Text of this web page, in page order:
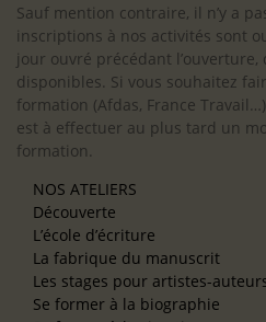
Sauf mention contraire, il n’y a
inscriptions à nos activités sont
jour ouvré précédant
disponibles. Si vous souhaitez
formation (Afdas, France
est à effectuer au plus tard un
formation.
NOS ATELIERS
Découverte
L’école d’écriture
La fabrique du manuscrit
Les stages pour artistes-
Se former à la biographie